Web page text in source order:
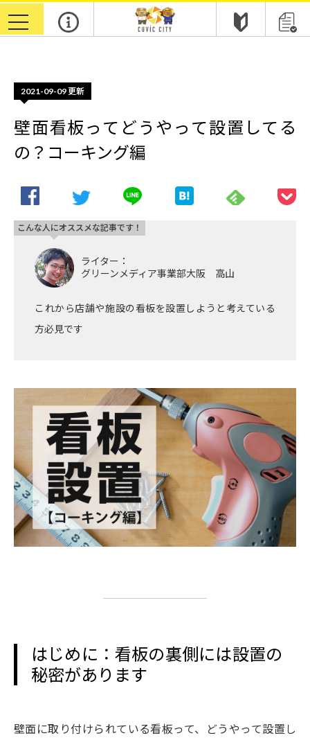
toggle
navigation
2021-09-09 更新
壁面看板ってどうやって設置してる
の？コーキング編
ライター：
グリーンメディア事業部大阪 高山
これから店舗や施設の看板を設置しようと考えている
方必見です
こんな人にオススメな記事です！
はじめに：看板の裏側には設置の
秘密があります
壁面に取り付けられている看板って、どうやって設置し